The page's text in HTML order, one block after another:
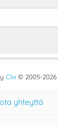
Clix© 2005-2026
ota yhteyttä